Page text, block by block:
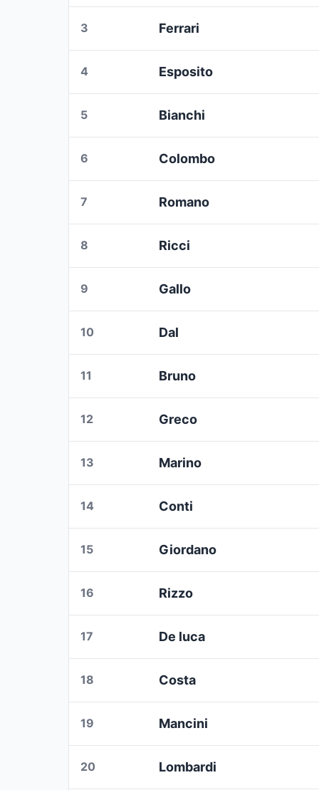
3 Ferrari
4 Esposito
5 Bianchi
6 Colombo
7 Romano
8 Ricci
9 Gallo
10 Dal
11 Bruno
12 Greco
13 Marino
14 Conti
15 Giordano
16 Rizzo
17 De luca
18 Costa
19 Mancini
20 Lombardi